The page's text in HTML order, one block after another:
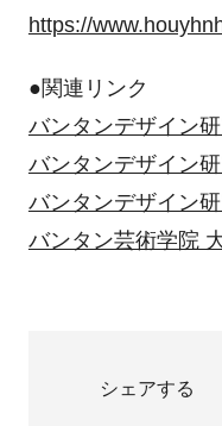
https://
●関連リンク
バンタンデザイン
バンタンデザイン
バンタンデザイン
バンタン芸術学院
シェアする